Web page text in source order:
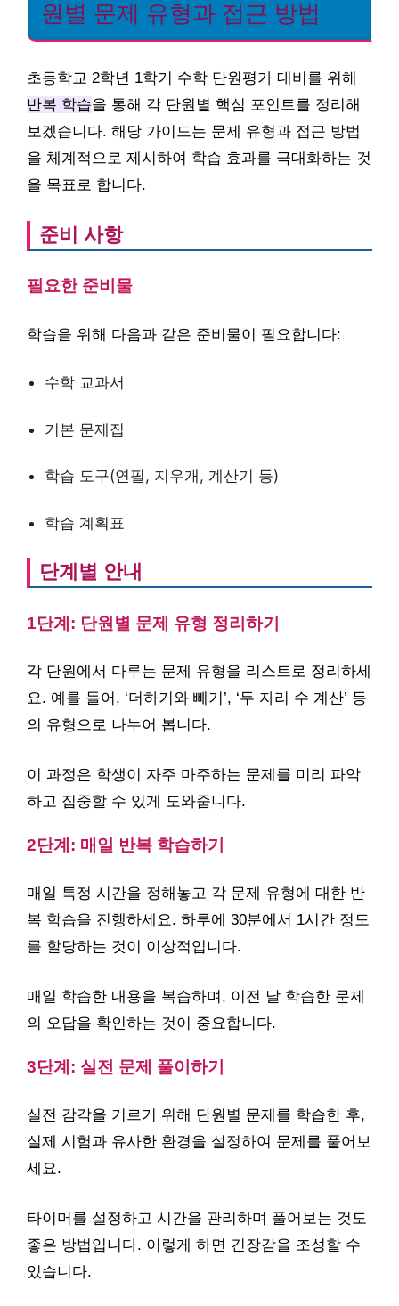
원별 문제 유형과 접근 방법
초등학교 2학년 1학기 수학 단원평가 대비를 위해
반복 학습을 통해 각 단원별 핵심 포인트를 정리해
보겠습니다. 해당 가이드는 문제 유형과 접근 방법
을 체계적으로 제시하여 학습 효과를 극대화하는 것
을 목표로 합니다.
준비 사항
필요한 준비물
학습을 위해 다음과 같은 준비물이 필요합니다:
수학 교과서
기본 문제집
학습 도구(연필, 지우개, 계산기 등)
학습 계획표
단계별 안내
1단계: 단원별 문제 유형 정리하기
각 단원에서 다루는 문제 유형을 리스트로 정리하세
요. 예를 들어, ‘더하기와 빼기’, ‘두 자리 수 계산’ 등
의 유형으로 나누어 봅니다.
이 과정은 학생이 자주 마주하는 문제를 미리 파악
하고 집중할 수 있게 도와줍니다.
2단계: 매일 반복 학습하기
매일 특정 시간을 정해놓고 각 문제 유형에 대한 반
복 학습을 진행하세요. 하루에 30분에서 1시간 정도
를 할당하는 것이 이상적입니다.
매일 학습한 내용을 복습하며, 이전 날 학습한 문제
의 오답을 확인하는 것이 중요합니다.
3단계: 실전 문제 풀이하기
실전 감각을 기르기 위해 단원별 문제를 학습한 후,
실제 시험과 유사한 환경을 설정하여 문제를 풀어보
세요.
타이머를 설정하고 시간을 관리하며 풀어보는 것도
좋은 방법입니다. 이렇게 하면 긴장감을 조성할 수
있습니다.